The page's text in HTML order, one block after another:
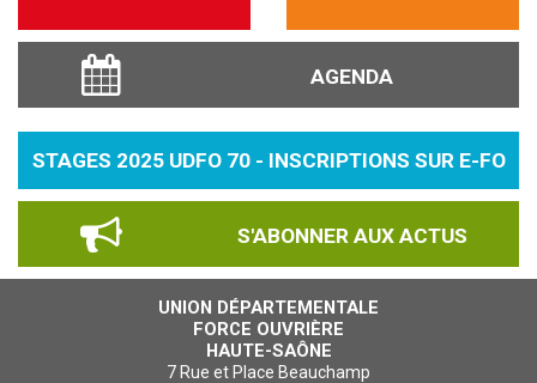
AGENDA
STAGES 2025 UDFO 70 - INSCRIPTIONS SUR E-FO
S'ABONNER AUX ACTUS
UNION DÉPARTEMENTALE
FORCE OUVRIÈRE
HAUTE-SAÔNE
7 Rue et Place Beauchamp